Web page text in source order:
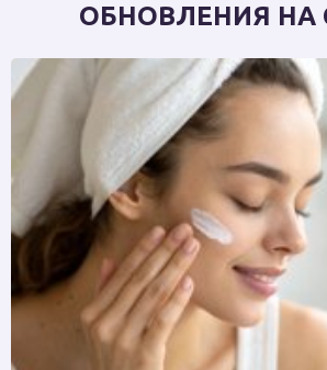
ОБНОВЛЕНИЯ НА